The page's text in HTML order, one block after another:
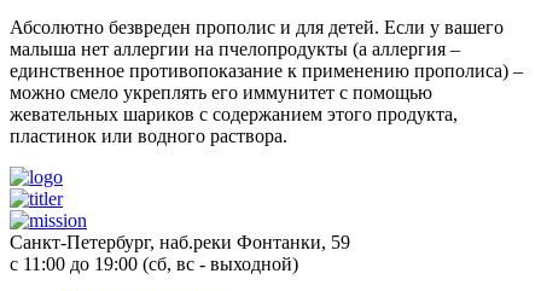
Абсолютно безвреден прополис и для детей. Если у вашего
малыша нет аллергии на пчелопродукты (а аллергия –
единственное противопоказание к применению прополиса) –
можно смело укреплять его иммунитет с помощью
жевательных шариков с содержанием этого продукта,
пластинок или водного раствора.
Санкт-Петербург, наб.реки Фонтанки, 59
с 11:00 до 19:00 (сб, вс - выходной)